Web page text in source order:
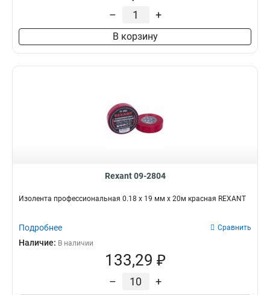
– +
В корзину
Rexant 09-2804
Изолента профессиональная 0.18 х 19 мм х 20м красная REXANT
Подробнее Сравнить
Наличие: В наличии
133,29 ₽
– +